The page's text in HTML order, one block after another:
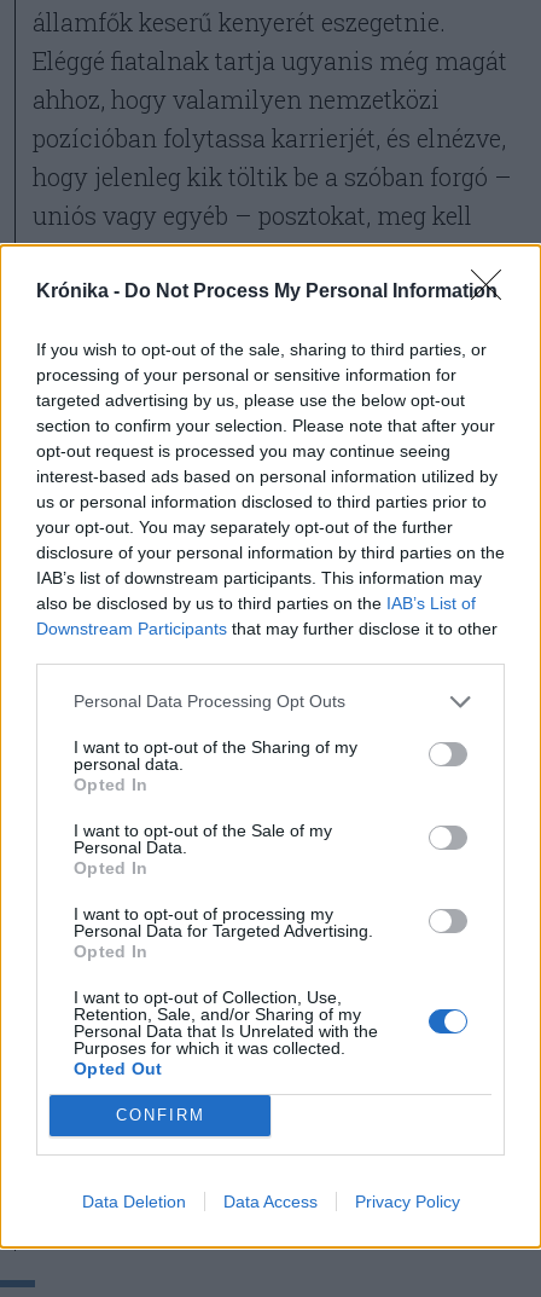
Krónika - Do Not Process My Personal Information
If you wish to opt-out of the sale, sharing to third parties, or
processing of your personal or sensitive information for
targeted advertising by us, please use the below opt-out
section to confirm your selection. Please note that after your
opt-out request is processed you may continue seeing
interest-based ads based on personal information utilized by
us or personal information disclosed to third parties prior to
your opt-out. You may separately opt-out of the further
disclosure of your personal information by third parties on the
IAB’s list of downstream participants. This information may
also be disclosed by us to third parties on the IAB’s List of
Downstream Participants that may further disclose it to other
Personal Data Processing Opt Outs
I want to opt-out of the Sharing of my
personal data.
Opted In
I want to opt-out of the Sale of my
Personal Data.
Opted In
I want to opt-out of processing my
Personal Data for Targeted Advertising.
Opted In
I want to opt-out of Collection, Use,
Retention, Sale, and/or Sharing of my
Personal Data that Is Unrelated with the
Purposes for which it was collected.
Opted Out
CONFIRM
Data Deletion Data Access Privacy Policy
államfők keserű kenyerét eszegetnie.
Eléggé fiatalnak tartja ugyanis még magát
ahhoz, hogy valamilyen nemzetközi
pozícióban folytassa karrierjét, és elnézve,
hogy jelenleg kik töltik be a szóban forgó –
uniós vagy egyéb – posztokat, meg kell
mondanunk:
a bármilyen értékelhető
megvalósítás hiánya, a nulla
kezdeményezőkészség és a
sótlan, unalmas modor
jellemezte Iohannis
egyáltalán nem lefelé lóg ki
a mezőnyből.
Azzal pedig, hogy mostanáig tartotta a
szerint növelhette esélyeit egy ilyen
persze az ő egzisztenciális problémái – és
egója – számára jelentene megoldást, de
azért Románia presztízsét is emelheti
valamennyire. Igaz, az látható, mennyire
tartja egyenrangú félnek Bukarestet
Washington NATO-ügyekben annak
ellenére, hogy Románia igyekszik eminens
tanulóként részt venni az Ukrajna
támogatását célzó akcióban – lásd az
Ukrajnának átadandó Patriot légvédelmi